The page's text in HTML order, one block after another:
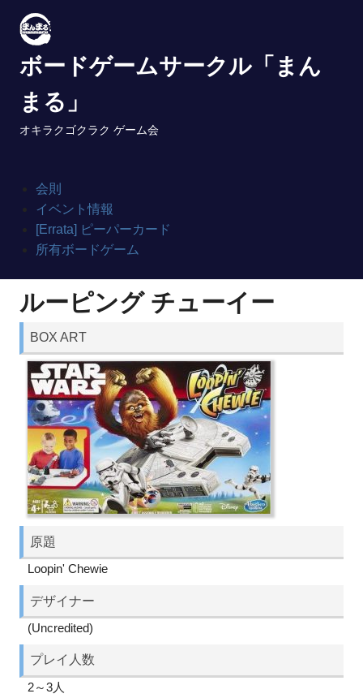
content
ボードゲームサークル「まん
まる」
オキラクゴクラク ゲーム会
会則
イベント情報
[Errata] ピーパーカード
所有ボードゲーム
ルーピング チューイー
BOX ART
原題
Loopin' Chewie
デザイナー
(Uncredited)
プレイ人数
2～3人